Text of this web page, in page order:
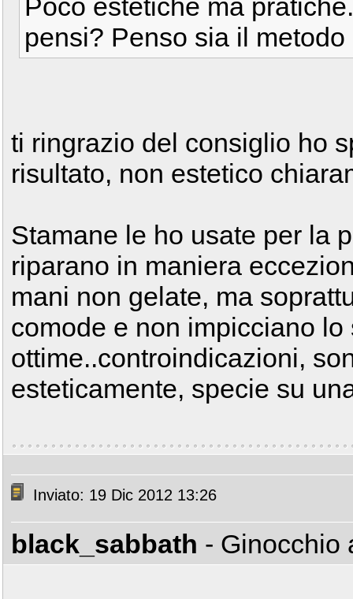
Poco estetiche ma
pensi? Penso sia il
ti ringrazio del consiglio ho
risultato, non estetico
Stamane le ho usate per la
riparano in maniera
mani non gelate, ma
comode e non impicciano
ottime..controindicazioni,
esteticamente, specie su
Inviato: 19 Dic 2012 13:26
black_sabbath - Ginocchio